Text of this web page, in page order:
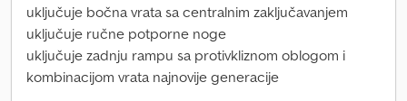
uključuje bočna vrata sa centralnim zaključavanjem
uključuje ručne potporne noge
uključuje zadnju rampu sa protivkliznom oblogom i
kombinacijom vrata najnovije generacije